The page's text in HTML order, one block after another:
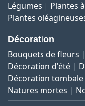
Légumes
Plantes
Plantes
Décoration
Bouquets de fleurs
Décoration d'été
Décoration tombale
Natures mortes